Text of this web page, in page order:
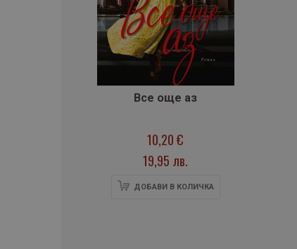
Все още аз
10,20 €
19,95 лв.
ДОБАВИ В КОЛИЧКА